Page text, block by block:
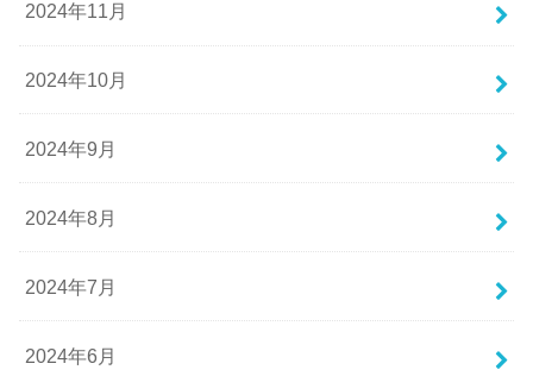
2024年11月
2024年10月
2024年9月
2024年8月
2024年7月
2024年6月